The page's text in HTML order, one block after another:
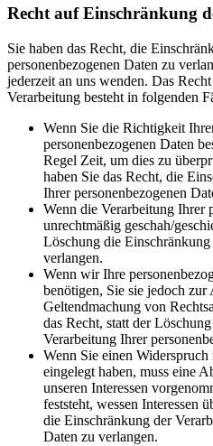
Recht auf Einschränkung
Sie haben das Recht, die
personenbezogenen Daten zu
jederzeit an uns wenden. Das
Verarbeitung besteht in folgenden
Wenn Sie die Richtigkeit
personenbezogenen Daten
Regel Zeit, um dies zu
haben Sie das Recht, die
Ihrer personenbezogenen
Wenn die Verarbeitung Ihrer
unrechtmäßig geschah/
Löschung die
verlangen.
Wenn wir Ihre
benötigen, Sie sie jedoch
Geltendmachung von
das Recht, statt der
Verarbeitung Ihrer
Wenn Sie einen
eingelegt haben, muss eine
unseren Interessen
feststeht, wessen Interessen
die Einschränkung der
Daten zu verlangen.